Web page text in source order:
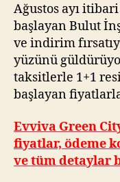
Ağustos ayı
başlayan Bulut
ve indirim
yüzünü
taksitlerle 1+1
başlayan
Evviva Green
fiyatlar, ödeme
ve tüm detaylar